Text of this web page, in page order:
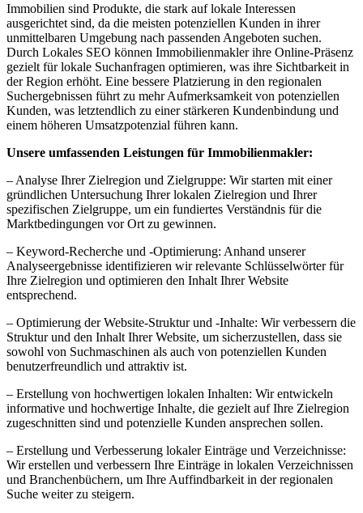
Immobilien sind Produkte, die stark auf lokale Interessen
ausgerichtet sind, da die meisten potenziellen Kunden in ihrer
unmittelbaren Umgebung nach passenden Angeboten suchen.
Durch Lokales SEO können Immobilienmakler ihre Online-Präsenz
gezielt für lokale Suchanfragen optimieren, was ihre Sichtbarkeit in
der Region erhöht. Eine bessere Platzierung in den regionalen
Suchergebnissen führt zu mehr Aufmerksamkeit von potenziellen
Kunden, was letztendlich zu einer stärkeren Kundenbindung und
einem höheren Umsatzpotenzial führen kann.
Unsere umfassenden Leistungen für Immobilienmakler:
– Analyse Ihrer Zielregion und Zielgruppe: Wir starten mit einer
gründlichen Untersuchung Ihrer lokalen Zielregion und Ihrer
spezifischen Zielgruppe, um ein fundiertes Verständnis für die
Marktbedingungen vor Ort zu gewinnen.
– Keyword-Recherche und -Optimierung: Anhand unserer
Analyseergebnisse identifizieren wir relevante Schlüsselwörter für
Ihre Zielregion und optimieren den Inhalt Ihrer Website
entsprechend.
– Optimierung der Website-Struktur und -Inhalte: Wir verbessern die
Struktur und den Inhalt Ihrer Website, um sicherzustellen, dass sie
sowohl von Suchmaschinen als auch von potenziellen Kunden
benutzerfreundlich und attraktiv ist.
– Erstellung von hochwertigen lokalen Inhalten: Wir entwickeln
informative und hochwertige Inhalte, die gezielt auf Ihre Zielregion
zugeschnitten sind und potenzielle Kunden ansprechen sollen.
– Erstellung und Verbesserung lokaler Einträge und Verzeichnisse:
Wir erstellen und verbessern Ihre Einträge in lokalen Verzeichnissen
und Branchenbüchern, um Ihre Auffindbarkeit in der regionalen
Suche weiter zu steigern.